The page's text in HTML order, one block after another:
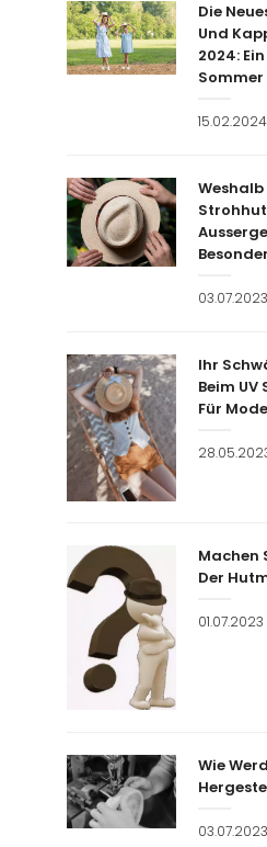
Die
Und
2024:
15.02.2024
03.07.2023
Ihr
Beim UV
Für Mode
Machen
Der
01.07.2023
Wie
03.07.2023